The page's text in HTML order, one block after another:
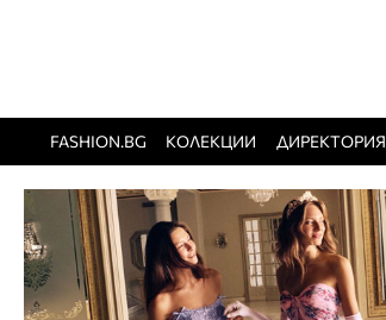
FASHION.BG КОЛЕКЦИИ ДИРЕКТОРИЯ